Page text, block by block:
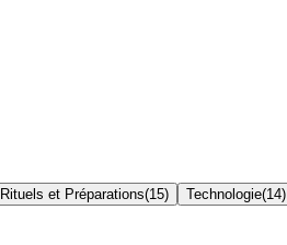
Rituels et Préparations(15) Technologie(14)